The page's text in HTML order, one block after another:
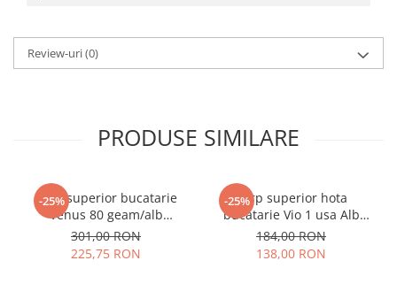
Review-uri(0)
PRODUSE SIMILARE
-25%
Corp superior bucatarie
Venus 80 geam/alb
80x29x60 cm
301,00 RON
225,75 RON
-25%
Corp superior hota
bucatarie Vio 1 usa Alb
60x30x40 cm
184,00 RON
138,00 RON